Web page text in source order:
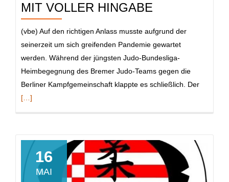
MIT VOLLER HINGABE
(vbe) Auf den richtigen Anlass musste aufgrund der
seinerzeit um sich greifenden Pandemie gewartet
werden. Während der jüngsten Judo-Bundesliga-
Heimbegegnung des Bremer Judo-Teams gegen die
Berliner Kampfgemeinschaft klappte es schließlich. DerRead
Judo-
Pionier
mit
[…]
16
MAI